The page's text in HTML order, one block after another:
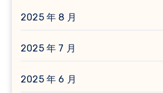
2025 年 8 月
2025 年 7 月
2025 年 6 月